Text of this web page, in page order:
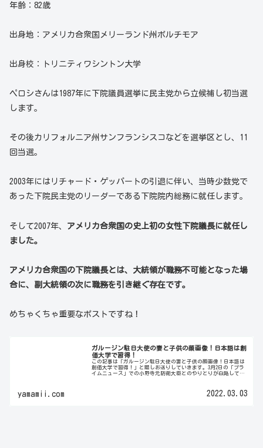
年齢：82歳
出身地：アメリカ合衆国メリーランド州ボルチモア
出身校：トリニティワシントン大学
ペロシさんは1987年に下院議員選挙に民主党から立候補し初当選
します。
その後カリフォルニア州サンフランシスコなどを選挙区とし、11
回当選。
2003年にはリチャード・ゲッパートの引退に伴い、当時少数党で
あった下院民主党のリーダーである下院院内総務に就任します。
そして2007年、 アメリカ合衆国の史上初の女性下院議長に就任し
ました。
アメリカ合衆国の下院議長とは、大統領が職務不可能となった場
合に、副大統領の次に職務を引き継ぐ存在です。
めちゃくちゃ重要なポストですね！
ガルージン駐日大使の妻と子供の顔画像！日本語は創
価大学で習得！
この記事は「ガルージン駐日大使の妻と子供の顔画像！日本語は
創価大学で習得！」と題しお送りしていきます。3月2日の「プラ
イムニュース」での小野寺元防衛大臣とのやりとりが白熱して話
yamamii.com 2022.03.03